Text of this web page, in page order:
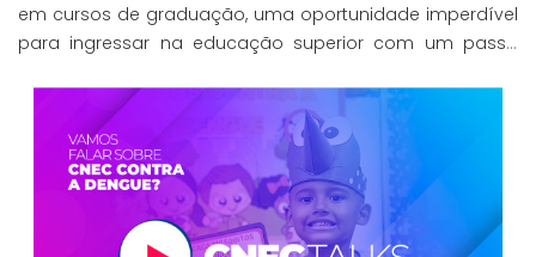
em cursos de graduação, uma oportunidade imperdível
para ingressar na educação superior com um passo